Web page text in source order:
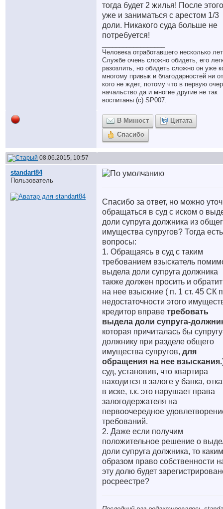
тогда будет 2 жилья! После этого
уже и заниматься с арестом 1/3
доли. Никакого суда больше не
потребуется!
Человека отработавшего несколько
Службе очень сложно обидеть, его
разозлить, но обидеть сложно он уже
многому привык и благодарностей ни от
кого не ждет, потому что в первую
начальство да и многие другие не так
воспитаны (с) SP007.
В Минюст
Цитата
Спасибо
08.06.2015, 10:57
standart84
Пользователь
Спасибо за ответ, но можно
обращаться в суд с иском о
доли супруга должника из
имущества супругов? Тогда есть
вопросы:
1. Обращаясь в суд с таким
требованием взыскатель
выдела доли супруга должника
также должен просить и
на нее взыскние ( п. 1 ст. 45 СК
недостаточности этого
кредитор вправе требовать
выдела доли супруга-
которая причиталась бы
должнику при разделе общего
имущества супругов, для
обращения на нее взыскания.
суд, установив, что квартира
находится в залоге у банка,
в иске, т.к. это нарушает права
залогодержателя на
первоочередное
требований.
2. Даже если получим
положительное решение о
доли супруга должника, то каким
образом право собственности
эту долю будет
росреестре?